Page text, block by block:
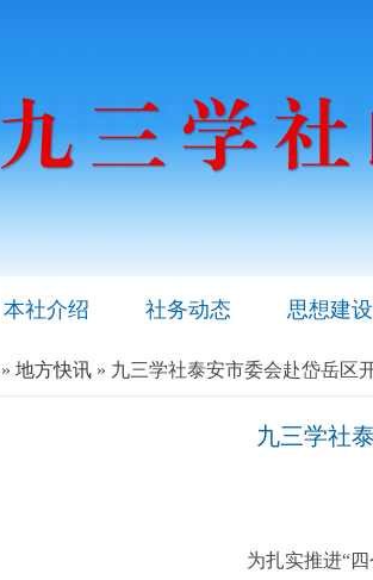
本社介绍 社务动态 思想建设
» 地方快讯 » 九三学社泰安市委会赴岱岳区
九三学社
为扎实推进“